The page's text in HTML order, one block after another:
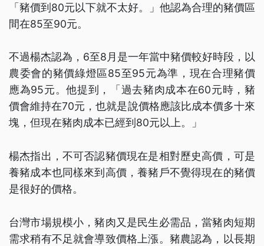
「豬價到80元以下就不太好。」他認為合理的豬價區
間在85至90元。
不過楊杰認為，6至8月是一年當中豬價較好時段，以
農委會的豬價綠燈區85至95元為準，現在合理豬價
應為95元。他提到，「過去豬肉成本在60元時，豬
價會維持在70元，也就是說價格應該比成本價多十來
塊，但現在豬肉成本已經到80元以上。」
楊杰指出，不可否認豬價現在是相對歷史高價，可是
養豬成本也同樣來到高價，養豬戶不覺得現在的豬價
是很好的價格。
台灣市場規模小，豬肉又是民生必需品，當豬肉短期
需求稍有不足就會導致價格上漲。豬農認為，以長期